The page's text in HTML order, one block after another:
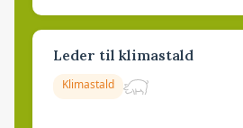
Leder til klimastald
Klimastald